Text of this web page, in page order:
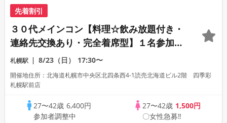
先着割引
３０代メインコン【料理☆飲み放題付き・
連絡先交換あり・完全着席型】１名参加多
数・初参加も大歓迎☆
札幌駅 8/23（日） 17:30〜
開催地住所：北海道札幌市中央区北四条西4-1読売北海道ビル2階 四季彩
札幌駅前店
27〜42歳 6,400円
参加者調整中
27〜42歳 1,500円
〇女性急募‼